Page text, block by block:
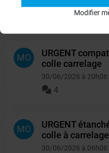
06/07/2026 à 09h07
MO
URGENT
colle carrelage
30/06/2026 à 20h06
4
MO
URGENT
colle à carrelage
30/06/2026 à 06h06
Modifier